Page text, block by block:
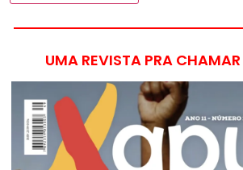
UMA REVISTA PRA